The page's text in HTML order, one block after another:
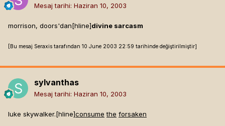
Mesaj tarihi: Haziran 10, 2003
morrison, doors'dan[hline]divine sarcasm
[Bu mesaj Seraxis tarafından 10 June 2003 22:59 tarihinde değiştirilmiştir]
sylvanthas
Mesaj tarihi: Haziran 10, 2003
luke skywalker.[hline]consume the forsaken